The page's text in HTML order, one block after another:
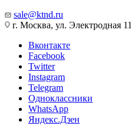
sale@ktnd.ru
г. Москва, ул. Электродная 11
Вконтакте
Facebook
Twitter
Instagram
Telegram
Одноклассники
WhatsApp
Яндекс.Дзен